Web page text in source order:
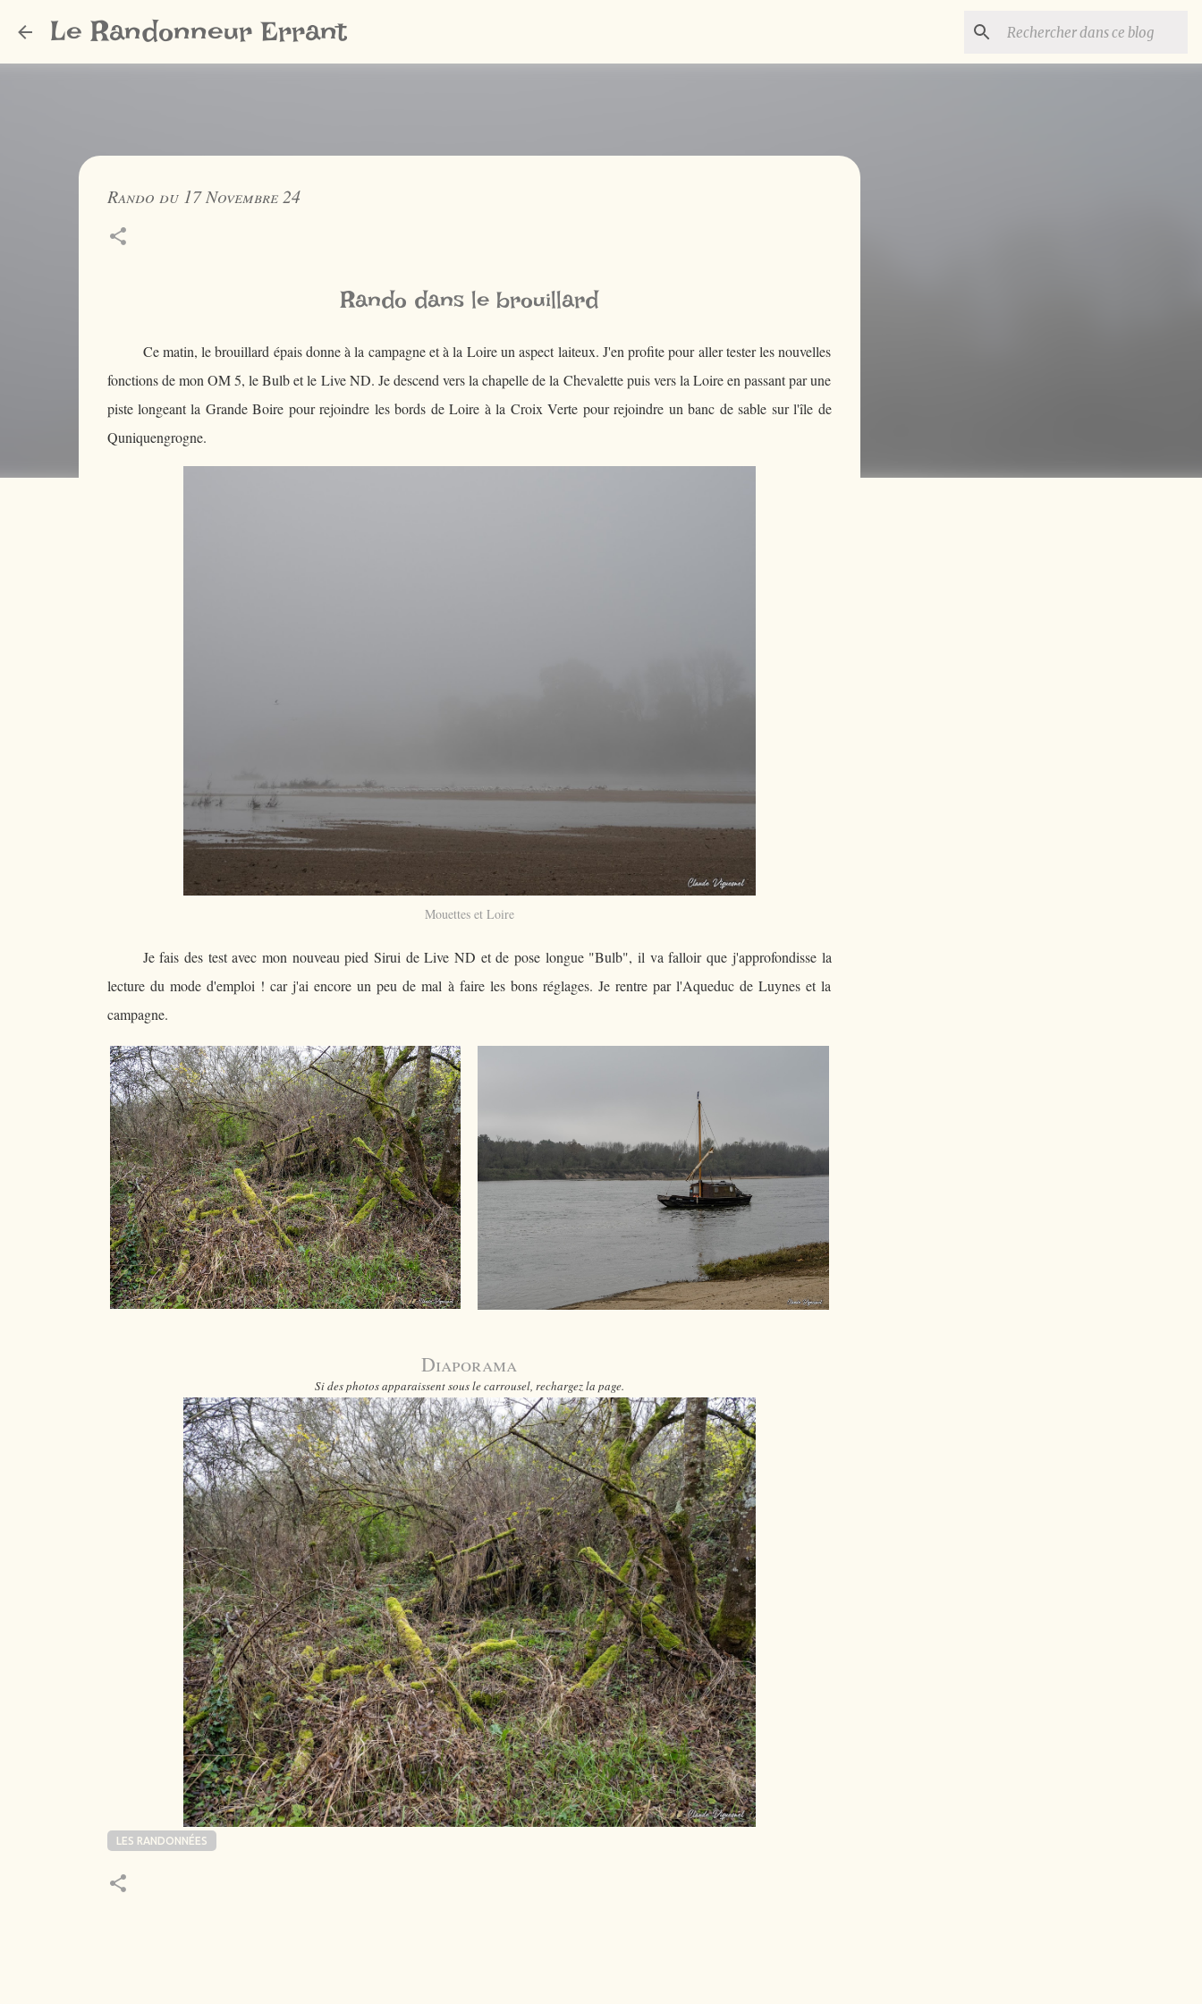
Le Randonneur Errant
Rando du 17 Novembre 24
Rando dans le brouillard
Ce matin, le brouillard épais donne à la campagne et à la Loire un aspect laiteux. J'en profite pour aller tester les nouvelles
fonctions de mon OM 5, le Bulb et le Live ND. Je descend vers la chapelle de la Chevalette puis vers la Loire en passant par une
piste longeant la Grande Boire pour rejoindre les bords de Loire à la Croix Verte pour rejoindre un banc de sable sur l'île de
Quniquengrogne.
Mouettes et Loire
Je fais des test avec mon nouveau pied Sirui de Live ND et de pose longue "Bulb", il va falloir que j'approfondisse la
lecture du mode d'emploi ! car j'ai encore un peu de mal à faire les bons réglages. Je rentre par l'Aqueduc de Luynes et la
campagne.
Diaporama
Si des photos apparaissent sous le carrousel, rechargez la page.
LES RANDONNÉES